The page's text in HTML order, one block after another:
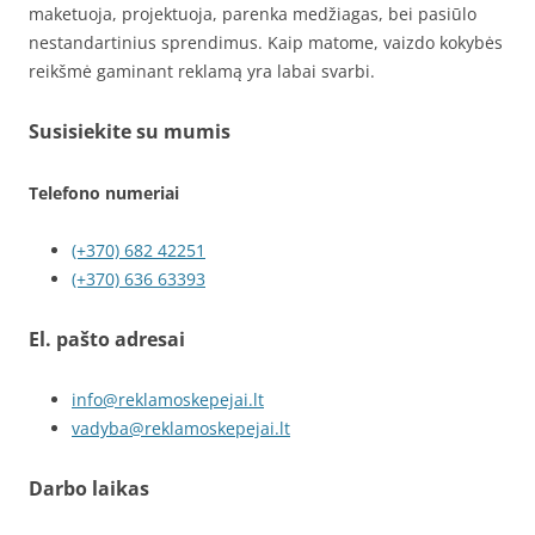
maketuoja, projektuoja, parenka medžiagas, bei pasiūlo
nestandartinius sprendimus. Kaip matome, vaizdo kokybės
reikšmė gaminant reklamą yra labai svarbi.
Susisiekite su mumis
Telefono numeriai
(+370) 682 42251
(+370) 636 63393
El. pašto adresai
info@reklamoskepejai.lt
vadyba@reklamoskepejai.lt
Darbo laikas